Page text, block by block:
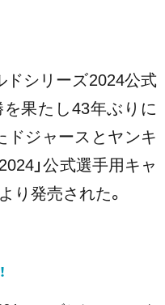
ドシリーズ2024公式
果たし43年ぶりに
ドジャースとヤンキ
」公式選手用キャ
り発売された。